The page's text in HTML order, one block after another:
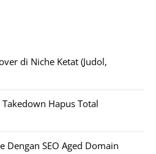
di Niche Ketat (Judol,
Hapus Total
Dengan SEO Aged Domain